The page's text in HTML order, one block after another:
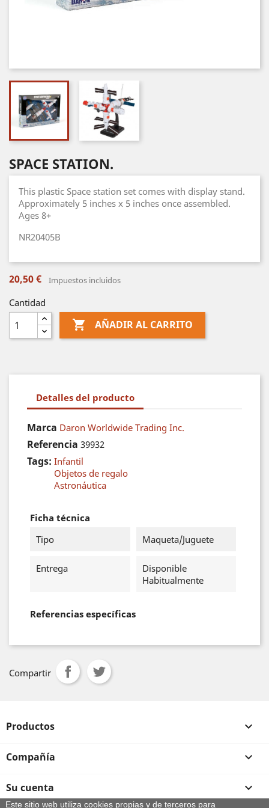
SPACE STATION.
This plastic Space station set comes with display stand.
Approximately 5 inches x 5 inches once assembled.
Ages 8+
NR20405B
20,50 € Impuestos incluidos
Cantidad
 AÑADIR AL CARRITO
Detalles del producto
Marca Daron Worldwide Trading Inc.
Referencia 39932
Tags: Infantil
Objetos de regalo
Astronáutica
Ficha técnica
Tipo
Maqueta/Juguete
Entrega
Disponible
Habitualmente
Referencias específicas
Compartir
Productos 
Compañía 
Su cuenta 
Este sitio web utiliza cookies propias y de terceros para